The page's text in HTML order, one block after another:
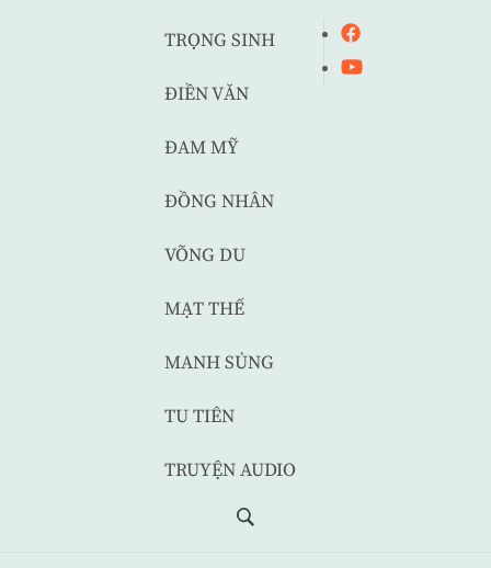
TRỌNG SINH
ĐIỀN VĂN
ĐAM MỸ
ĐỒNG NHÂN
VÕNG DU
MẠT THẾ
MANH SỦNG
TU TIÊN
TRUYỆN AUDIO